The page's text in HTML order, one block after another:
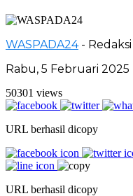
WASPADA24 - Redaksi
Rabu, 5 Februari 2025
50301 views
URL berhasil dicopy
URL berhasil dicopy